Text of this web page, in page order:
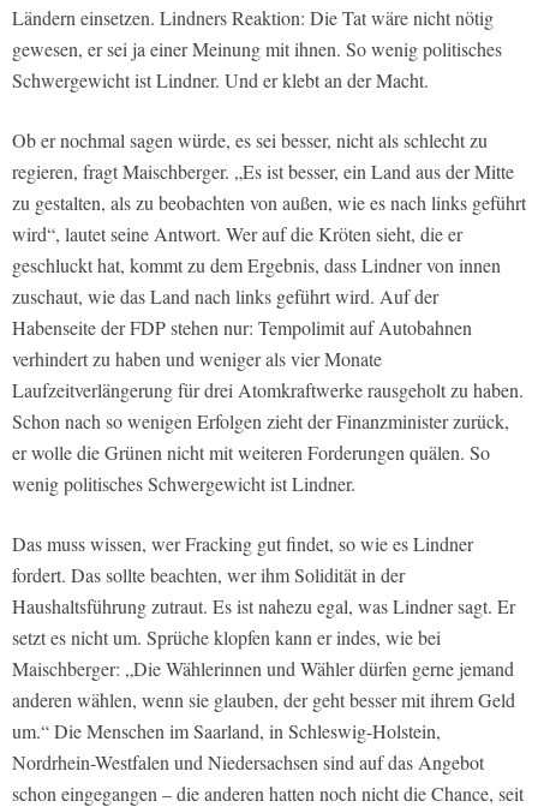
Ländern einsetzen. Lindners Reaktion: Die Tat wäre nicht nötig
gewesen, er sei ja einer Meinung mit ihnen. So wenig politisches
Schwergewicht ist Lindner. Und er klebt an der Macht.
Ob er nochmal sagen würde, es sei besser, nicht als schlecht zu
regieren, fragt Maischberger. „Es ist besser, ein Land aus der Mitte
zu gestalten, als zu beobachten von außen, wie es nach links geführt
wird“, lautet seine Antwort. Wer auf die Kröten sieht, die er
geschluckt hat, kommt zu dem Ergebnis, dass Lindner von innen
zuschaut, wie das Land nach links geführt wird. Auf der
Habenseite der FDP stehen nur: Tempolimit auf Autobahnen
verhindert zu haben und weniger als vier Monate
Laufzeitverlängerung für drei Atomkraftwerke rausgeholt zu haben.
Schon nach so wenigen Erfolgen zieht der Finanzminister zurück,
er wolle die Grünen nicht mit weiteren Forderungen quälen. So
wenig politisches Schwergewicht ist Lindner.
Das muss wissen, wer Fracking gut findet, so wie es Lindner
fordert. Das sollte beachten, wer ihm Solidität in der
Haushaltsführung zutraut. Es ist nahezu egal, was Lindner sagt. Er
setzt es nicht um. Sprüche klopfen kann er indes, wie bei
Maischberger: „Die Wählerinnen und Wähler dürfen gerne jemand
anderen wählen, wenn sie glauben, der geht besser mit ihrem Geld
um.“ Die Menschen im Saarland, in Schleswig-Holstein,
Nordrhein-Westfalen und Niedersachsen sind auf das Angebot
schon eingegangen – die anderen hatten noch nicht die Chance, seit